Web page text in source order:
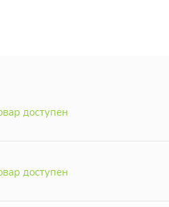
доступен
доступен